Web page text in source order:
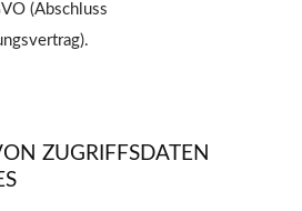
(Abschluss
ZUGRIFFSDATEN